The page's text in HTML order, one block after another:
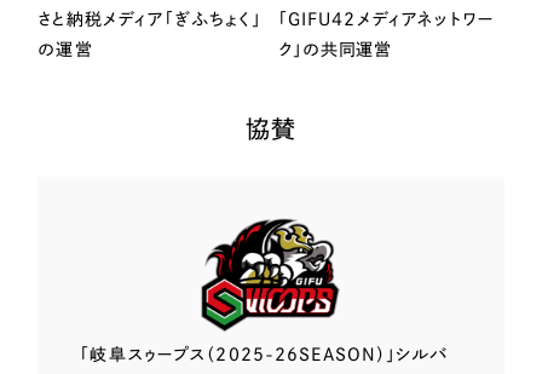
さと納税メディア「ぎふちょく」
の運営
「GIFU42メディアネットワー
ク」の共同運営
協賛
「岐阜スゥープス （2025-26SEASON）」 シルバ